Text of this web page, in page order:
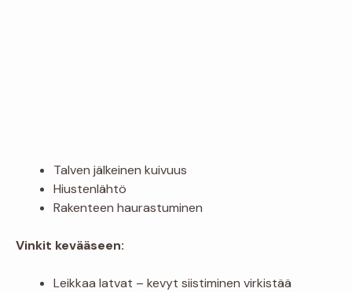
Talven jälkeinen kuivuus
Hiustenlähtö
Rakenteen haurastuminen
Vinkit kevääseen:
Leikkaa latvat – kevyt siistiminen virkistää